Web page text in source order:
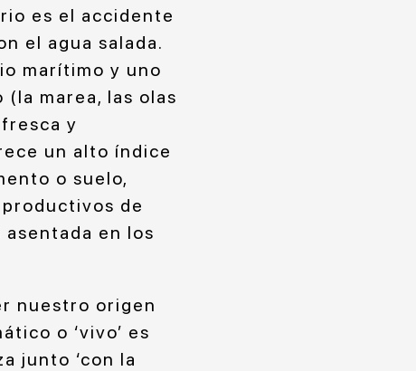
es el accidente
el agua salada.
marítimo y uno
marea, las olas
y
un alto índice
o suelo,
de
en los
nuestro origen
o ‘vivo’ es
junto ‘con la